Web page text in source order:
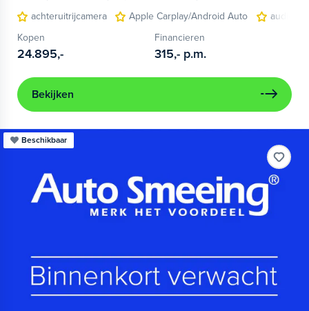
achteruitrijcamera
Apple Carplay/Android Auto
audio
Kopen
24.895,-
Financieren
315,- p.m.
Bekijken
Beschikbaar